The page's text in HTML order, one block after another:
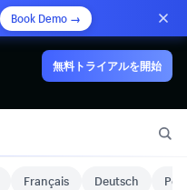
Book Demo →
無料トライアルを開始
Français Deutsch